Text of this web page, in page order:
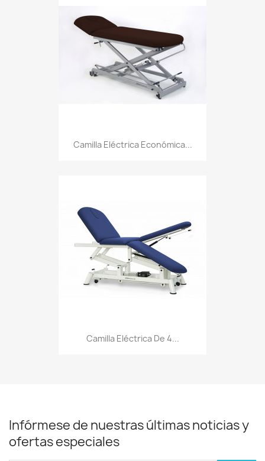
Camilla Eléctrica Económica...
Camilla Eléctrica De 4...
Infórmese de nuestras últimas noticias y
ofertas especiales